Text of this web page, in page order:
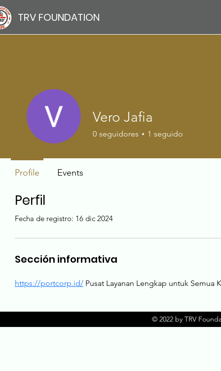
TRV FOUNDATION
Perfil
Fecha de registro: 16 dic 2024
Sección informativa
https://portcorp.id/ Pusat Layanan Lengkap untuk Semua
Vero Jafia
0 seguidores 1 seguido
Profile Events
© 2022 by TRV